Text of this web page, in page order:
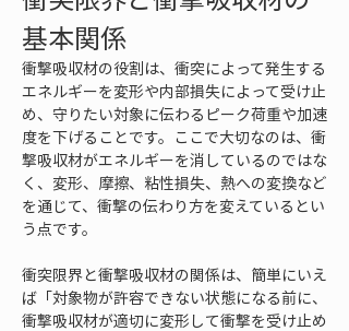
基本関係
衝撃吸収材の役割は、衝突によって発生する
エネルギーを変形や内部損失によって受け止
め、守りたい対象に伝わるピーク荷重や加速
度を下げることです。ここで大切なのは、衝
撃吸収材がエネルギーを消しているのではな
く、変形、摩擦、粘性損失、熱への変換など
を通じて、衝撃の伝わり方を変えているとい
う点です。
衝突限界と衝撃吸収材の関係は、簡単にいえ
ば「対象物が許容できない状態になる前に、
衝撃吸収材が適切に変形して衝撃を受け止め